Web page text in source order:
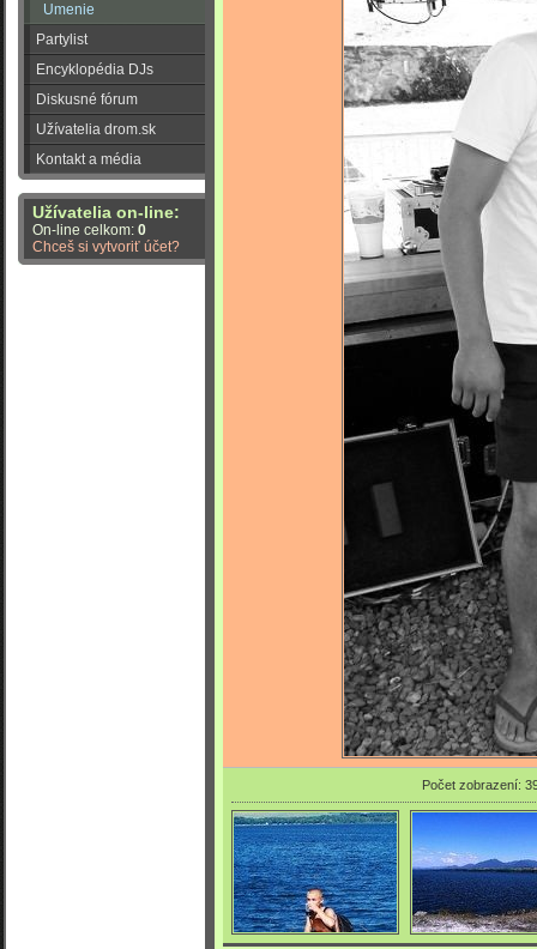
Umenie
Partylist
Encyklopédia DJs
Diskusné fórum
Užívatelia drom.sk
Kontakt a média
Užívatelia on-line:
On-line celkom: 0
Chceš si vytvoriť účet?
Počet zobrazení: